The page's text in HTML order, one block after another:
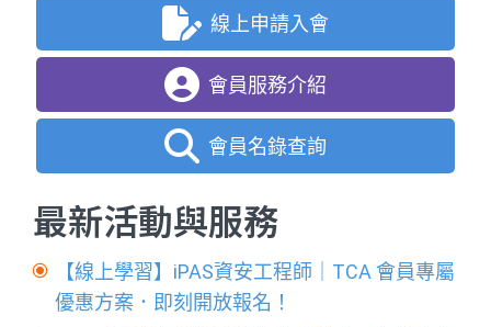
線上申請入會
會員服務介紹
會員名錄查詢
最新活動與服務
【線上學習】iPAS資安工程師｜TCA 會員專屬
優惠方案．即刻開放報名！